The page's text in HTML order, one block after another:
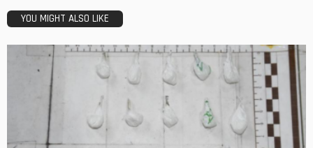
YOU MIGHT ALSO LIKE